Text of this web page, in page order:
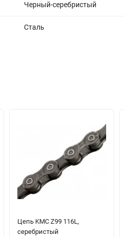
Черный-серебристый
Сталь
Цепь KMC Z99 116L,
серебристый